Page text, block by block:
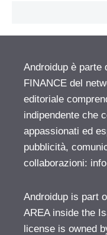
Androidup è parte
FINANCE del
editoriale
indipendente che
appassionati ed
pubblicità,
collaborazioni:
Androidup is part
AREA inside the
license is owned